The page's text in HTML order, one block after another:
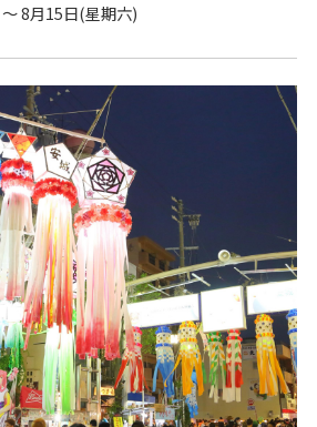
8月15日(星期六)